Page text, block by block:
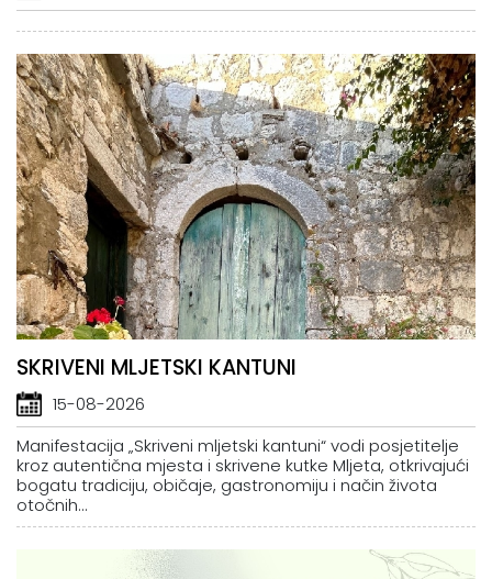
SKRIVENI MLJETSKI KANTUNI
15-08-2026
Manifestacija „Skriveni mljetski kantuni“ vodi posjetitelje
kroz autentična mjesta i skrivene kutke Mljeta, otkrivajući
bogatu tradiciju, običaje, gastronomiju i način života
otočnih...